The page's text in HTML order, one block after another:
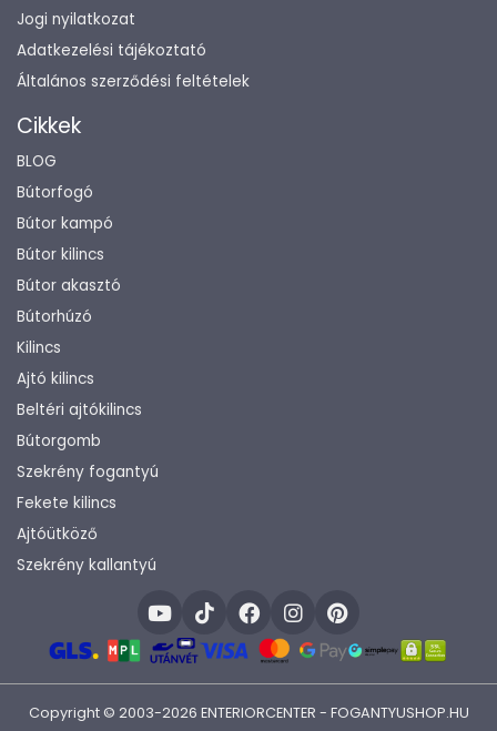
Jogi nyilatkozat
Adatkezelési tájékoztató
Általános szerződési feltételek
Cikkek
BLOG
Bútorfogó
Bútor kampó
Bútor kilincs
Bútor akasztó
Bútorhúzó
Kilincs
Ajtó kilincs
Beltéri ajtókilincs
Bútorgomb
Szekrény fogantyú
Fekete kilincs
Ajtóütköző
Szekrény kallantyú
Copyright © 2003-2026 ENTERIORCENTER - FOGANTYUSHOP.HU